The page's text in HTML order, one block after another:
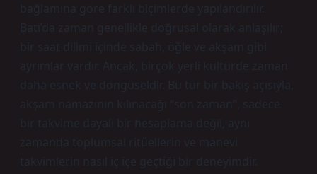
bağlamına göre farklı biçimlerde yapılandırılır.
Batı’da zaman genellikle doğrusal olarak anlaşılır;
bir saat dilimi içinde sabah, öğle ve akşam gibi
ayrımlar vardır. Ancak, birçok yerli kültürde zaman
daha esnek ve döngüseldir. Bu tür bir bakış açısıyla,
akşam namazının kılınacağı “son zaman”, sadece
bir takvime dayalı bir hesaplama değil, aynı
zamanda toplumsal ritüellerin ve manevi
takvimlerin nasıl iç içe geçtiği bir deneyimdir.